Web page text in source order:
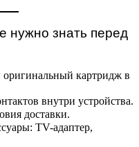
нужно знать перед
оригинальный картридж в
внутри устройства.
доставки.
TV-адаптер,